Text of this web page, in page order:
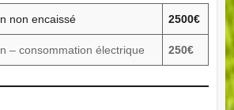
non encaissé 2500€
– consommation électrique 250€